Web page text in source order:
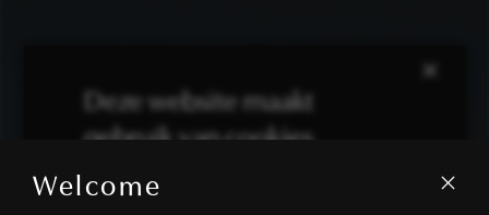
Welcome
×
Deze website maakt
gebruik van cookies.
We gebruiken cookies om inhoud en